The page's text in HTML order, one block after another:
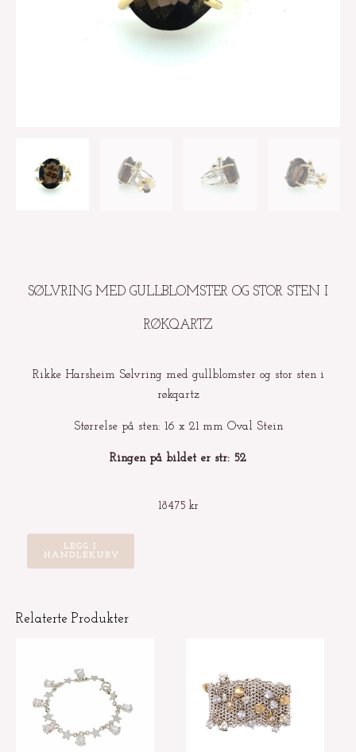
SØLVRING MED GULLBLOMSTER OG STOR STEN I
RØKQARTZ
Rikke Harsheim Sølvring med gullblomster og stor sten i
røkqartz
Størrelse på sten: 16 x 21 mm Oval Stein
Ringen på bildet er str: 52
18475 kr
stor
røkqartz
antall
LEGG I
HANDLEKURV
Relaterte Produkter